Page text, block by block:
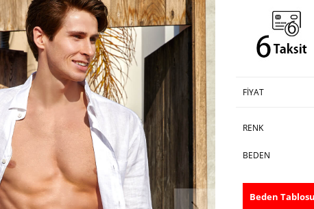
FIYAT
RENK
BEDEN
Beden Tablosu